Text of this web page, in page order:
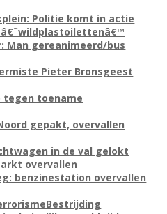
Politie komt in actie
â€˜wildplastoilettenâ€™
Man gereanimeerd/bus
Pieter Bronsgeest
tegen toename
gepakt, overvallen
in de val gelokt
overvallen
benzinestation overvallen